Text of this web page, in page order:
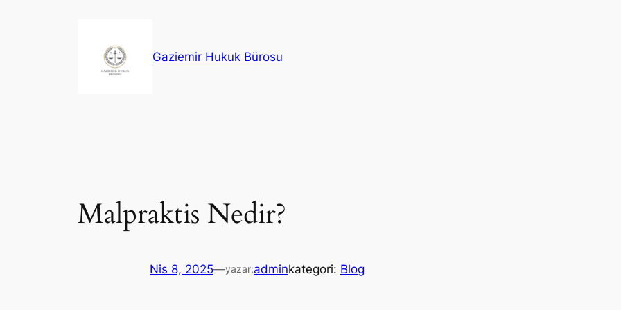
Gaziemir Hukuk Bürosu
Malpraktis Nedir?
Nis 8, 2025—yazar:adminkategori: Blog